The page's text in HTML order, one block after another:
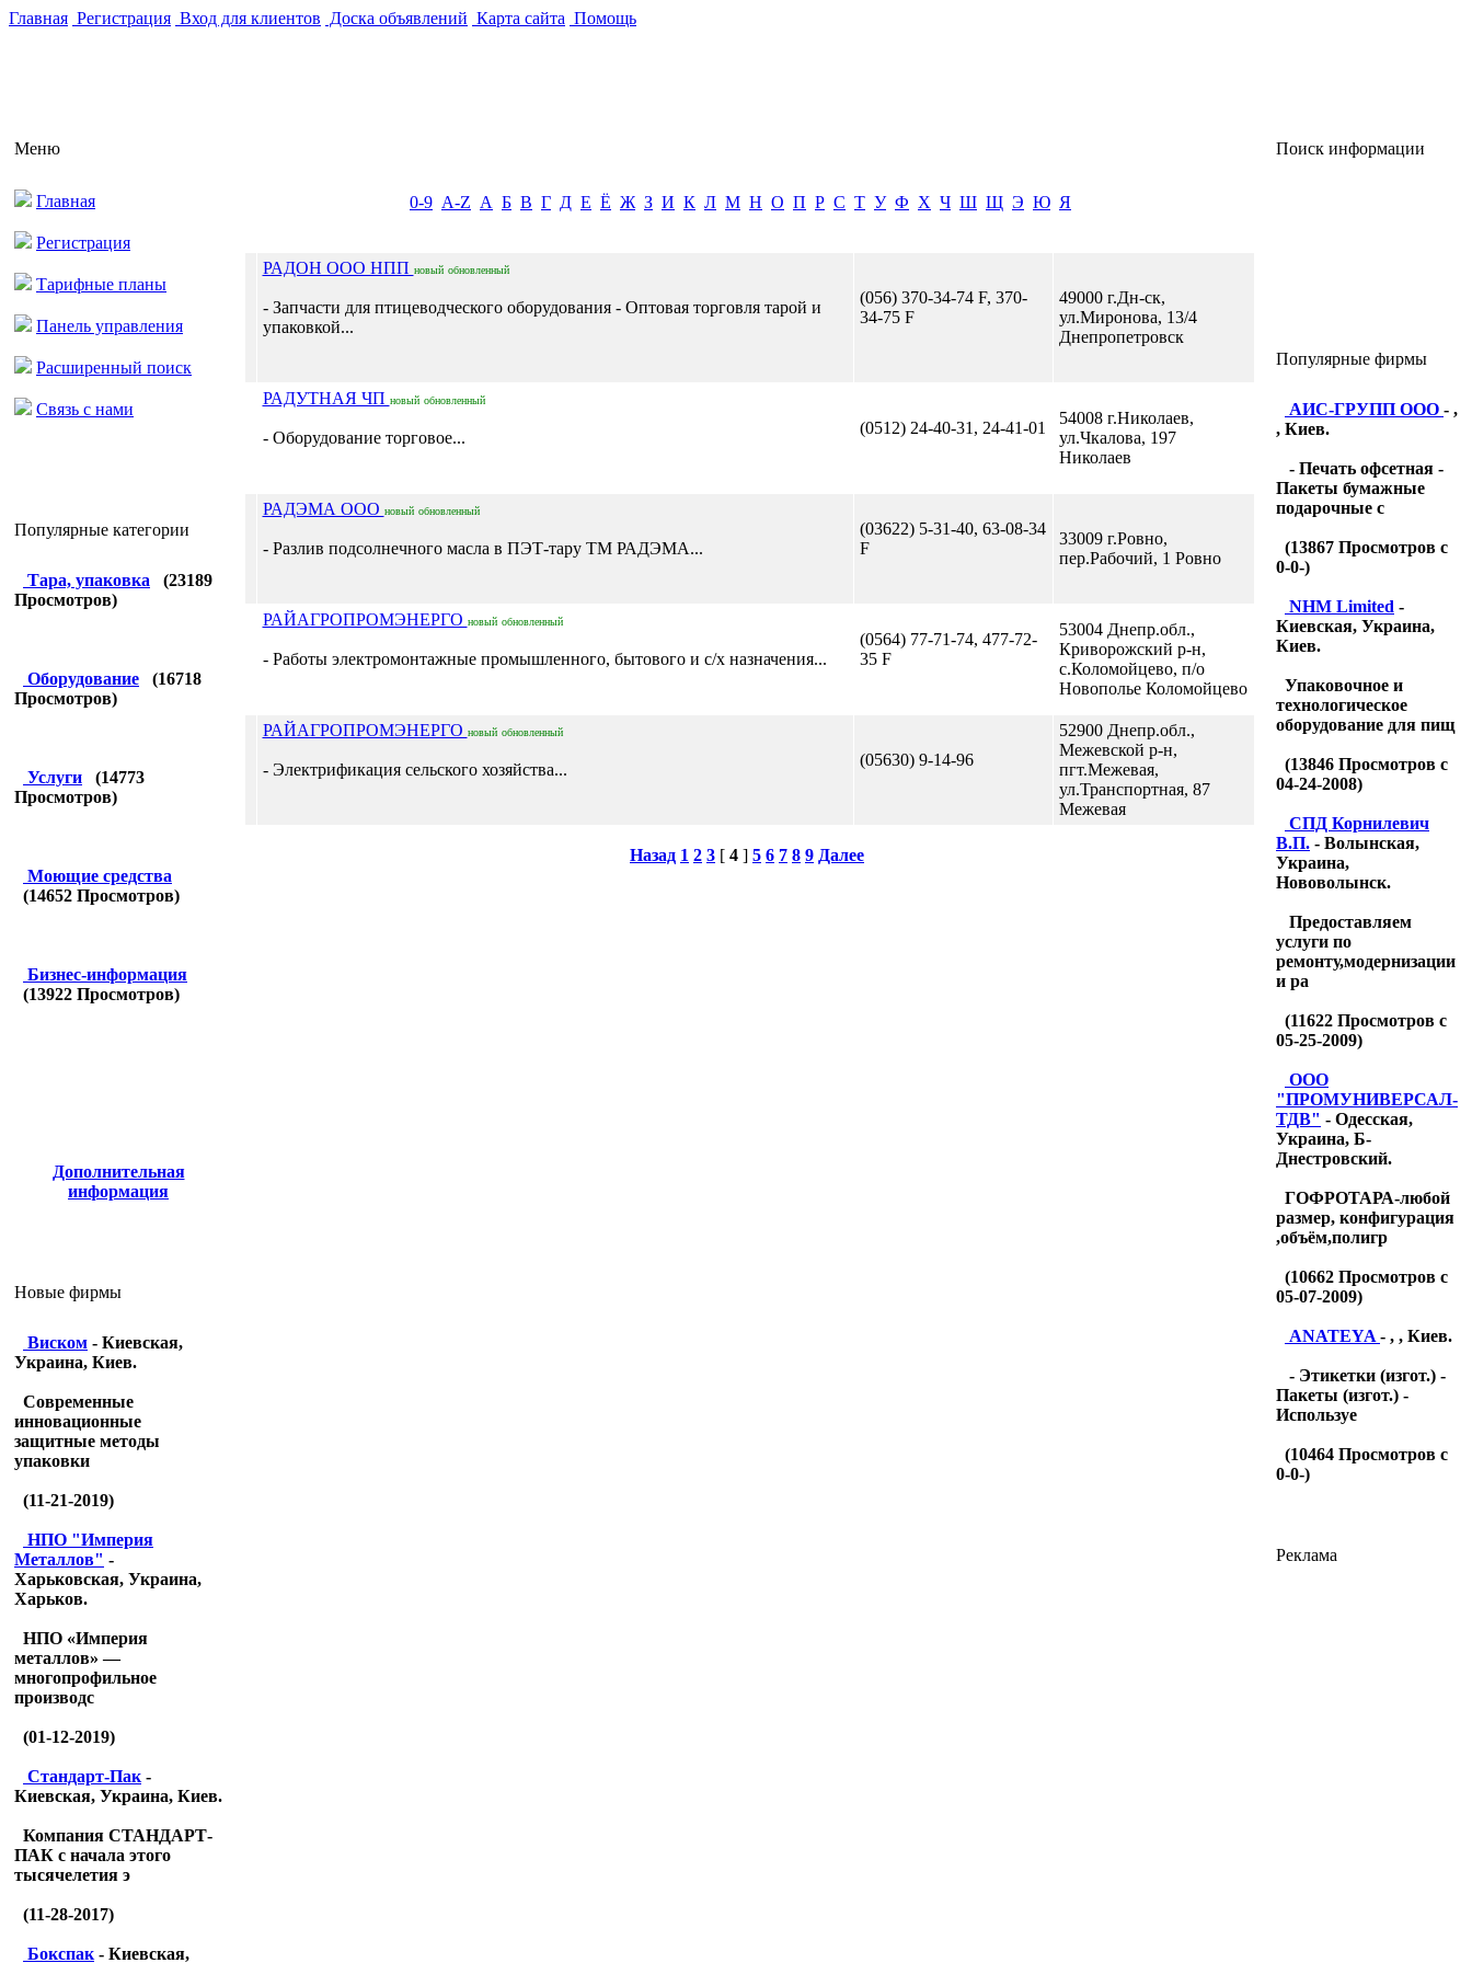
Главная Регистрация Вход для клиентов Доска объявлений Карта сайта Помощь
Меню
Главная
Регистрация
Тарифные планы
Панель управления
Расширенный поиск
Связь с нами
Популярные категории
Тара, упаковка (23189
Просмотров)
Оборудование (16718
Просмотров)
Услуги (14773
Просмотров)
Моющие средства
(14652 Просмотров)
Бизнес-информация
(13922 Просмотров)
Дополнительная
информация
Новые фирмы
Виском - Киевская,
Украина, Киев.
Современные
инновационные
защитные методы
упаковки
(11-21-2019)
НПО "Империя
Металлов" -
Харьковская, Украина,
Харьков.
НПО «Империя
металлов» —
многопрофильное
производс
(01-12-2019)
Стандарт-Пак -
Киевская, Украина, Киев.
Компания СТАНДАРТ-
ПАК с начала этого
тысячелетия э
(11-28-2017)
Бокспак - Киевская,
0-9 A-Z А Б В Г Д Е Ё Ж З И К Л М Н О П Р С Т У Ф Х Ч Ш Щ Э Ю Я
РАДОН ООО НПП новый обновленный
- Запчасти для птицеводческого оборудования - Оптовая торговля тарой и
упаковкой...
(056) 370-34-74 F, 370-
34-75 F
49000 г.Дн-ск,
ул.Миронова, 13/4
Днепропетровск
РАДУТНАЯ ЧП новый обновленный
- Оборудование торговое...
(0512) 24-40-31, 24-41-01
54008 г.Николаев,
ул.Чкалова, 197
Николаев
РАДЭМА ООО новый обновленный
- Разлив подсолнечного масла в ПЭТ-тару ТМ РАДЭМА...
(03622) 5-31-40, 63-08-34
F
33009 г.Ровно,
пер.Рабочий, 1 Ровно
РАЙАГРОПРОМЭНЕРГО новый обновленный
- Работы электромонтажные промышленного, бытового и с/х назначения...
(0564) 77-71-74, 477-72-
35 F
53004 Днепр.обл.,
Криворожский р-н,
с.Коломойцево, п/о
Новополье Коломойцево
РАЙАГРОПРОМЭНЕРГО новый обновленный
- Электрификация сельского хозяйства...
(05630) 9-14-96
52900 Днепр.обл.,
Межевской р-н,
пгт.Межевая,
ул.Транспортная, 87
Межевая
Назад 1 2 3 [ 4 ] 5 6 7 8 9 Далее
Поиск информации
Популярные фирмы
АИС-ГРУПП ООО - ,
, Киев.
- Печать офсетная -
Пакеты бумажные
подарочные с
(13867 Просмотров с
0-0-)
NHM Limited -
Киевская, Украина,
Киев.
Упаковочное и
технологическое
оборудование для пищ
(13846 Просмотров с
04-24-2008)
CПД Корнилевич
В.П. - Волынская,
Украина,
Нововолынск.
Предоставляем
услуги по
ремонту,модернизации
и ра
(11622 Просмотров с
05-25-2009)
OOO
"ПРОМУНИВЕРСАЛ-
ТДB" - Одесская,
Украина, Б-
Днестровский.
ГОФРОТАРА-любой
размер, конфигурация
,объём,полигр
(10662 Просмотров с
05-07-2009)
ANATEYA - , , Киев.
- Этикетки (изгот.) -
Пакеты (изгот.) -
Используе
(10464 Просмотров с
0-0-)
Реклама